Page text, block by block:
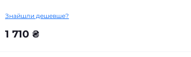
Знайшли дешевше?
1 710 ₴